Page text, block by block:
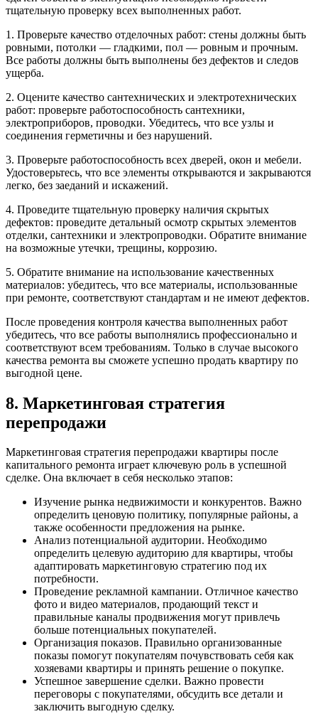
тщательную проверку всех выполненных работ.
1. Проверьте качество отделочных работ: стены должны быть
ровными, потолки — гладкими, пол — ровным и прочным.
Все работы должны быть выполнены без дефектов и следов
ущерба.
2. Оцените качество сантехнических и электротехнических
работ: проверьте работоспособность сантехники,
электроприборов, проводки. Убедитесь, что все узлы и
соединения герметичны и без нарушений.
3. Проверьте работоспособность всех дверей, окон и мебели.
Удостоверьтесь, что все элементы открываются и закрываются
легко, без заеданий и искажений.
4. Проведите тщательную проверку наличия скрытых
дефектов: проведите детальный осмотр скрытых элементов
отделки, сантехники и электропроводки. Обратите внимание
на возможные утечки, трещины, коррозию.
5. Обратите внимание на использование качественных
материалов: убедитесь, что все материалы, использованные
при ремонте, соответствуют стандартам и не имеют дефектов.
После проведения контроля качества выполненных работ
убедитесь, что все работы выполнялись профессионально и
соответствуют всем требованиям. Только в случае высокого
качества ремонта вы сможете успешно продать квартиру по
выгодной цене.
8. Маркетинговая стратегия
перепродажи
Маркетинговая стратегия перепродажи квартиры после
капитального ремонта играет ключевую роль в успешной
сделке. Она включает в себя несколько этапов:
Изучение рынка недвижимости и конкурентов. Важно
определить ценовую политику, популярные районы, а
также особенности предложения на рынке.
Анализ потенциальной аудитории. Необходимо
определить целевую аудиторию для квартиры, чтобы
адаптировать маркетинговую стратегию под их
потребности.
Проведение рекламной кампании. Отличное качество
фото и видео материалов, продающий текст и
правильные каналы продвижения могут привлечь
больше потенциальных покупателей.
Организация показов. Правильно организованные
показы помогут покупателям почувствовать себя как
хозяевами квартиры и принять решение о покупке.
Успешное завершение сделки. Важно провести
переговоры с покупателями, обсудить все детали и
заключить выгодную сделку.